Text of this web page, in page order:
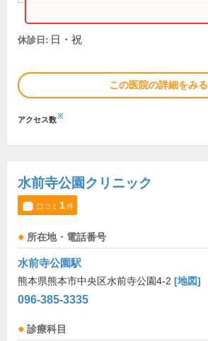
休診日: 日・祝
この医院の詳細をみる
アクセス数※
水前寺公園クリニック
口コミ 1件
所在地・電話番号
水前寺公園駅
熊本県熊本市中央区水前寺公園4-2 [地図]
096-385-3335
診療科目